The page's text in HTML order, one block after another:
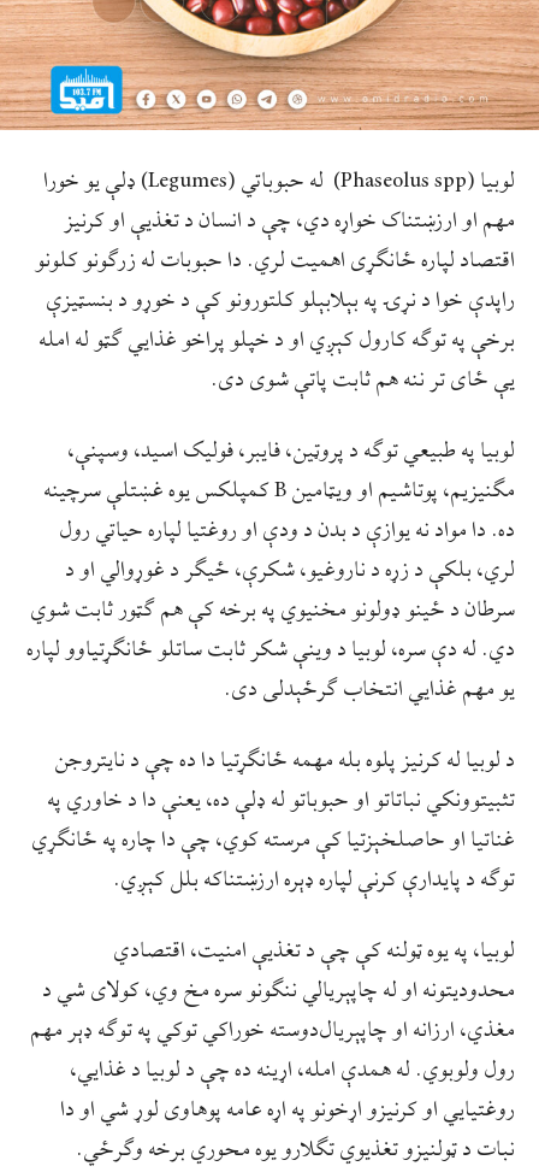
لوبیا (Phaseolus spp) له حبوباتي (Legumes) ډلې یو خورا
مهم او ارزښتناک خواړه دي، چې د انسان د تغذیې او کرنیز
اقتصاد لپاره ځانګړی اهمیت لري. دا حبوبات له زرګونو کلونو
راپدې خوا د نړۍ په بېلابېلو کلتورونو کې د خوړو د بنسټیزې
برخې په توګه کارول کېږي او د خپلو پراخو غذایي ګټو له امله
یې ځای تر ننه هم ثابت پاتې شوی دی.
لوبیا په طبیعي توګه د پروټین، فایبر، فولیک اسید، وسپنې،
مګنیزیم، پوتاشیم او ویټامین B کمپلکس یوه غښتلې سرچینه
ده. دا مواد نه یوازې د بدن د ودې او روغتیا لپاره حیاتي رول
لري، بلکې د زړه د ناروغیو، شکرې، ځیګر د غوړوالي او د
سرطان د ځینو ډولونو مخنیوي په برخه کې هم ګټور ثابت شوي
دي. له دې سره، لوبیا د وینې شکر ثابت ساتلو ځانګړتیاوو لپاره
یو مهم غذایي انتخاب ګرځېدلی دی.
د لوبیا له کرنیز پلوه بله مهمه ځانګړتیا دا ده چې د نایتروجن
تثبیتوونکي نباتاتو او حبوباتو له ډلې ده، یعنې دا د خاوري په
غناتیا او حاصلخېزتیا کې مرسته کوي، چې دا چاره په ځانګړي
توګه د پایدارې کرنې لپاره ډېره ارزښتناکه بلل کېږي.
لوبیا، په یوه ټولنه کې چې د تغذیې امنیت، اقتصادي
محدودیتونه او له چاپېریالي ننګونو سره مخ وي، کولای شي د
مغذي، ارزانه او چاپېریال‌دوسته خوراکي توکي په توګه ډېر مهم
رول ولوبوي. له همدې امله، اړینه ده چې د لوبیا د غذایي،
روغتیایي او کرنیزو اړخونو په اړه عامه پوهاوی لوړ شي او دا
نبات د ټولنیزو تغذیوي تګلارو یوه محوري برخه وګرځي.